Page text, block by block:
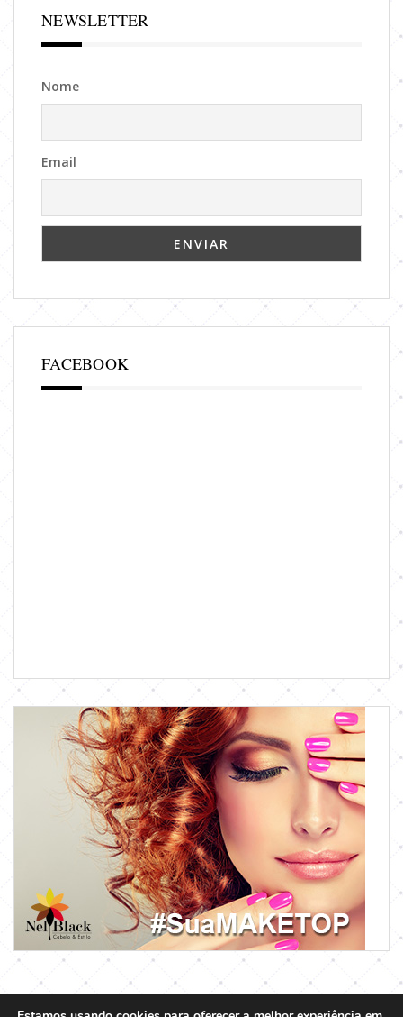
NEWSLETTER
Nome
Email
FACEBOOK